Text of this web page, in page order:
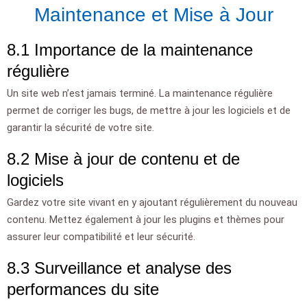
Maintenance et Mise à Jour
8.1 Importance de la maintenance
régulière
Un site web n’est jamais terminé. La maintenance régulière
permet de corriger les bugs, de mettre à jour les logiciels et de
garantir la sécurité de votre site.
8.2 Mise à jour de contenu et de
logiciels
Gardez votre site vivant en y ajoutant régulièrement du nouveau
contenu. Mettez également à jour les plugins et thèmes pour
assurer leur compatibilité et leur sécurité.
8.3 Surveillance et analyse des
performances du site